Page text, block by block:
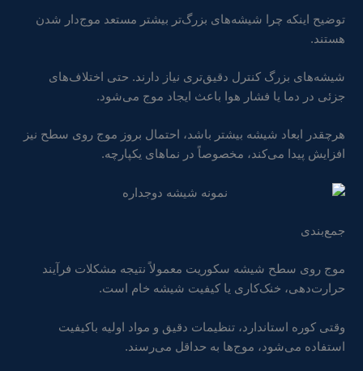
توضیح اینکه چرا شیشه‌های بزرگ‌تر بیشتر مستعد موج‌دار شدن
هستند.
شیشه‌های بزرگ کنترل دقیق‌تری نیاز دارند. حتی اختلاف‌های
جزئی در دما یا فشار هوا باعث ایجاد موج می‌شود.
هرچقدر ابعاد شیشه بیشتر باشد، احتمال بروز موج روی سطح نیز
افزایش پیدا می‌کند، مخصوصاً در نماهای یکپارچه.
جمع‌بندی
موج روی سطح شیشه سکوریت معمولاً نتیجه مشکلات فرآیند
حرارت‌دهی، خنک‌کاری یا کیفیت شیشه خام است.
وقتی کوره استاندارد، تنظیمات دقیق و مواد اولیه باکیفیت
استفاده می‌شود، موج‌ها به حداقل می‌رسند.